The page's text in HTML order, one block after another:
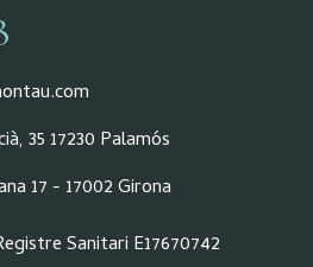
35 17230 Palamós
17 - 17002 Girona
Sanitari E17670742